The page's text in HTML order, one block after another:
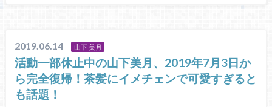
2019.06.14 山下 美月
活動一部休止中の山下美月、2019年7月3日か
ら完全復帰！茶髪にイメチェンで可愛すぎると
も話題！